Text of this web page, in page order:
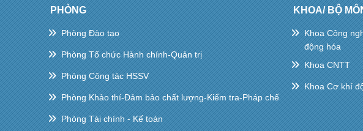
PHÒNG
Phòng Đào tạo
Phòng Tổ chức Hành chính-Quản trị
Phòng Công tác HSSV
Phòng Khảo thí-Đảm bảo chất lượng-Kiểm tra-Pháp chế
Phòng Tài chính - Kế toán
KHOA/ BỘ
Khoa Công
động hóa
Khoa CNTT
Khoa Cơ khí